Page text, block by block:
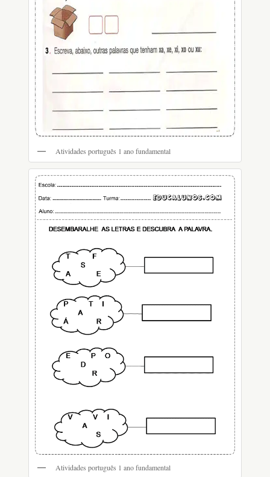
Atividades português 1 ano fundamental
Atividades português 1 ano fundamental